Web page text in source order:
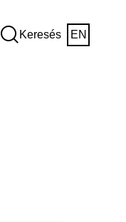
Keresés EN